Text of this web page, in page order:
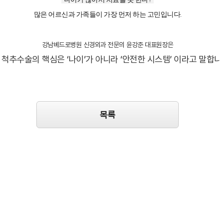
많은 어르신과 가족들이 가장 먼저 하는 고민입니다.
강남베드로병원 신경외과 전문의 윤강준 대표원장은
추수술의 핵심은 ‘나이’가 아니라 ‘안전한 시스템’ 이라고 말합
목록